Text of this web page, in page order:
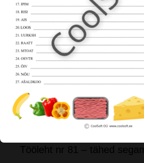
Tööleht nr 81 – tähed